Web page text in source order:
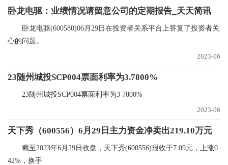
卧龙电驱：业绩情况请留意公司的定期报告_天天简讯
卧龙电驱(600580)06月29日在投资者关系平台上答复了投资者关
心的问题。
2023-06
23随州城投SCP004票面利率为3.7800%
23随州城投SCP004票面利率为3 7800%
2023-06
天下秀（600556）6月29日主力资金净卖出219.10万元
截至2023年6月29日收盘，天下秀(600556)报收于7 09元，上涨0
42%，换手